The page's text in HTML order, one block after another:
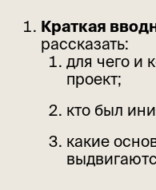
Краткая
рассказать:
для чего и
проект;
кто был
какие